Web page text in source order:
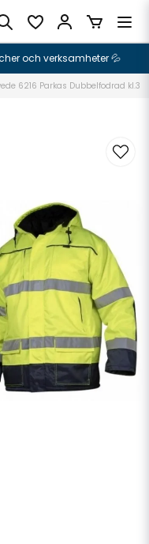
och verksamheter 💦
6216 Parkas Dubbelfodrad kl.3